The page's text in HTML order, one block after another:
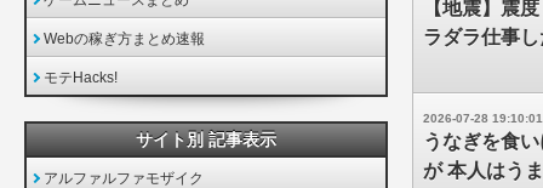
【地震】震
ラダラ仕事
2026-07-28 19:10:01
うなぎを食
が 本人はう
Webの稼ぎ方まとめ速報
モテHacks!
サイト別 記事表示
アルファルファモザイク